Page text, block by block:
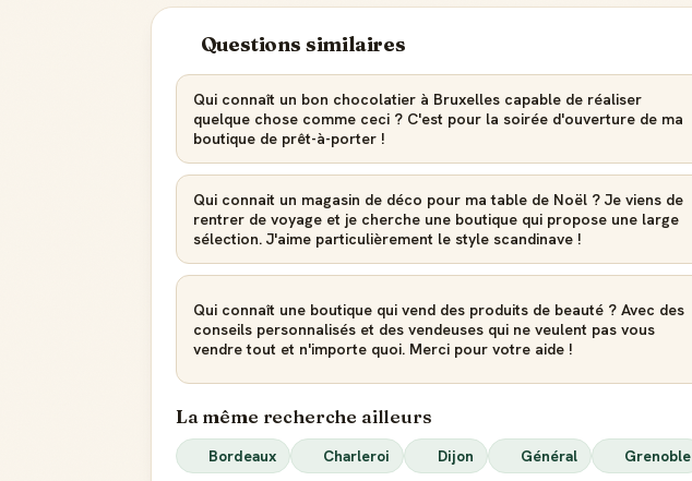
Questions similaires
Qui connaît un bon chocolatier à Bruxelles capable de réaliser
quelque chose comme ceci ? C'est pour la soirée d'ouverture de ma
boutique de prêt-à-porter !
Qui connait un magasin de déco pour ma table de Noël ? Je viens de
rentrer de voyage et je cherche une boutique qui propose une large
sélection. J'aime particulièrement le style scandinave !
Qui connaît une boutique qui vend des produits de beauté ? Avec des
conseils personnalisés et des vendeuses qui ne veulent pas vous
vendre tout et n'importe quoi. Merci pour votre aide !
La même recherche ailleurs
Bordeaux Charleroi Dijon Général Grenoble